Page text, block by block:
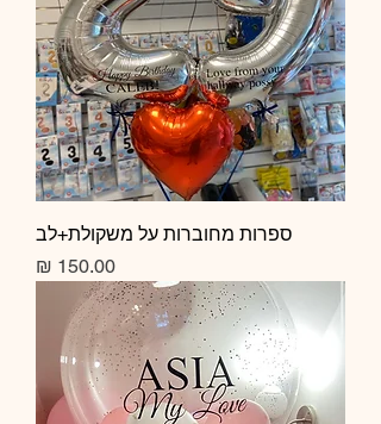
ספרות מחוברות על משקולת+לב
מחיר